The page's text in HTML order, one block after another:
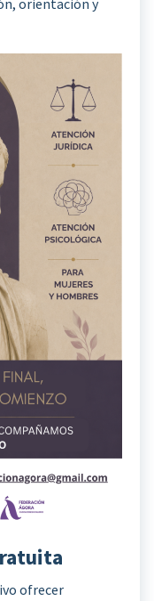
orientación y
ofrecer